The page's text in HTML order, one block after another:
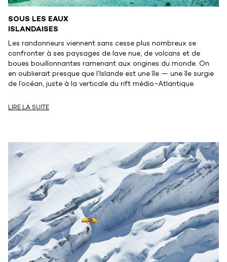
SOUS LES EAUX
ISLANDAISES
Les randonneurs viennent sans cesse plus nombreux se
confronter à ses paysages de lave nue, de volcans et de
boues bouillonnantes ramenant aux origines du monde. On
en oublierait presque que l’Islande est une île — une île surgie
de l’océan, juste à la verticale du rift médio-Atlantique.
LIRE LA SUITE